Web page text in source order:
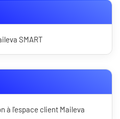
SMART
à l'espace client Maileva